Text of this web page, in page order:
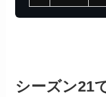
シーズン21